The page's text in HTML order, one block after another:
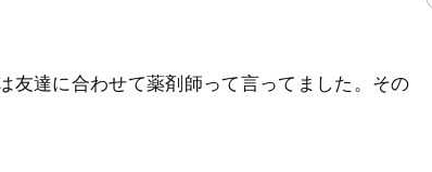
友達に合わせて薬剤師って言ってました。その